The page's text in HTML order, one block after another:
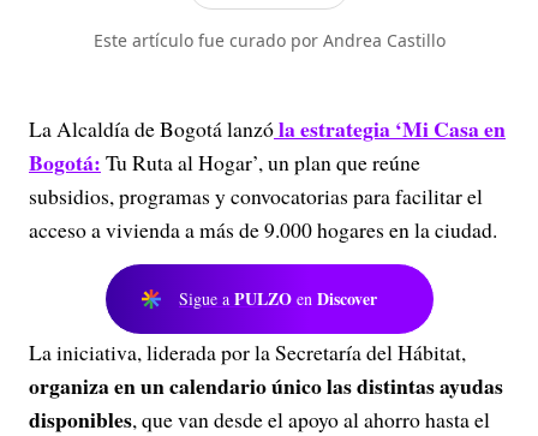
Este artículo fue curado por Andrea Castillo
La Alcaldía de Bogotá lanzóla estrategia ‘Mi Casa en
Bogotá: Tu Ruta al Hogar’, un plan que reúne
subsidios, programas y convocatorias para facilitar el
acceso a vivienda a más de 9.000 hogares en la ciudad.
Sigue a PULZO en Discover
La iniciativa, liderada por la Secretaría del Hábitat,
organiza en un calendario único las distintas ayudas
disponibles, que van desde el apoyo al ahorro hasta el